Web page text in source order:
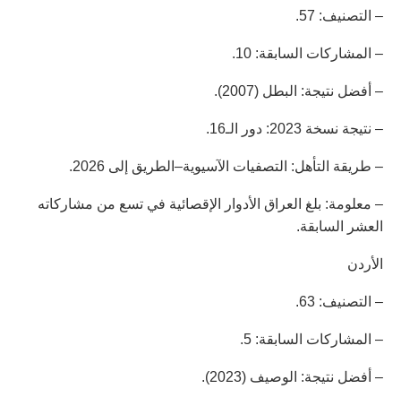
– التصنيف: 57.
– المشاركات السابقة: 10.
– أفضل نتيجة: البطل (2007).
– نتيجة نسخة 2023: دور الـ16.
– طريقة التأهل: التصفيات الآسيوية–الطريق إلى 2026.
– معلومة: بلغ العراق الأدوار الإقصائية في تسع من مشاركاته
العشر السابقة.
الأردن
– التصنيف: 63.
– المشاركات السابقة: 5.
– أفضل نتيجة: الوصيف (2023).